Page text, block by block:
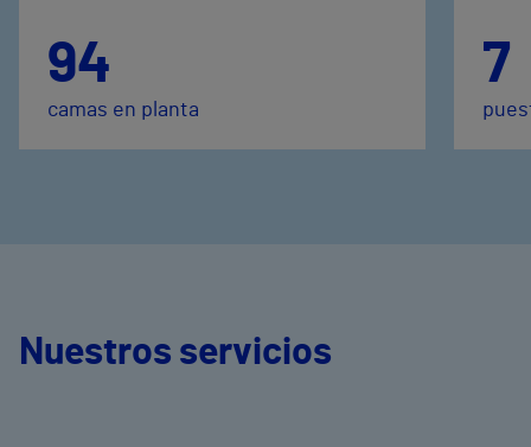
94
camas en planta
7
Nuestros servicios